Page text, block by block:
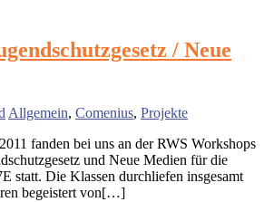
/ Neue
Allgemein, Comenius, Projekte
fanden bei uns an der RWS Workshops
und Neue Medien für die
statt. Die Klassen durchliefen insgesamt
begeistert von[…]